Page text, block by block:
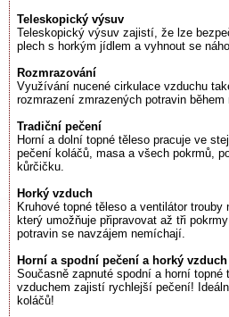
Teleskopický výsuv
Teleskopický výsuv zajistí, že lze
plech s horkým jídlem a vyhnout se
Rozmrazování
Využívání nucené cirkulace vzduchu
rozmrazení zmrazených potravin během
Tradiční pečení
Horní a dolní topné těleso pracuje ve
pečení koláčů, masa a všech pokrmů,
kůrčičku.
Horký vzduch
Kruhové topné těleso a ventilátor
který umožňuje připravovat až tři
potravin se navzájem nemíchají.
Horní a spodní pečení a horký vzduch
Současně zapnuté spodní a horní topné
vzduchem zajistí rychlejší pečení!
koláčů!